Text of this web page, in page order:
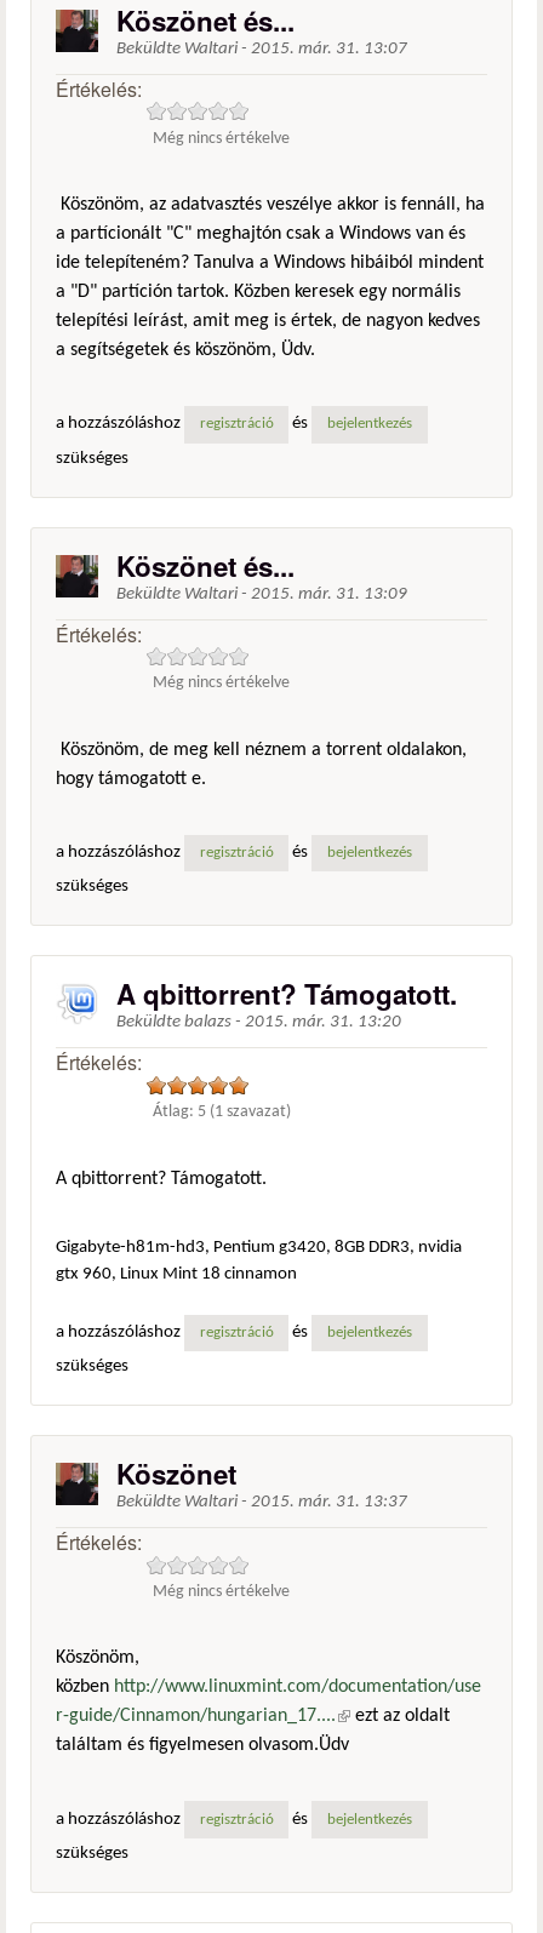
Köszönet és...
Beküldte Waltari - 2015. már. 31. 13:07
Értékelés:
Még nincs értékelve
Köszönöm, az adatvasztés veszélye akkor is fennáll, ha
a partícionált "C" meghajtón csak a Windows van és
ide telepíteném? Tanulva a Windows hibáiból mindent
a "D" partíción tartok. Közben keresek egy normális
telepítési leírást, amit meg is értek, de nagyon kedves
a segítségetek és köszönöm, Üdv.
a hozzászóláshoz regisztráció és bejelentkezés
szükséges
Köszönet és...
Beküldte Waltari - 2015. már. 31. 13:09
Értékelés:
Még nincs értékelve
Köszönöm, de meg kell néznem a torrent oldalakon,
hogy támogatott e.
a hozzászóláshoz regisztráció és bejelentkezés
szükséges
A qbittorrent? Támogatott.
Beküldte balazs - 2015. már. 31. 13:20
Értékelés:
Átlag: 5 (1 szavazat)
A qbittorrent? Támogatott.
Gigabyte-h81m-hd3, Pentium g3420, 8GB DDR3, nvidia
gtx 960, Linux Mint 18 cinnamon
a hozzászóláshoz regisztráció és bejelentkezés
szükséges
Köszönet
Beküldte Waltari - 2015. már. 31. 13:37
Értékelés:
Még nincs értékelve
Köszönöm,
közben http://www.linuxmint.com/documentation/use
r-guide/Cinnamon/hungarian_17....(külső hivatkozás)
ezt az oldalt
találtam és figyelmesen olvasom.Üdv
a hozzászóláshoz regisztráció és bejelentkezés
szükséges